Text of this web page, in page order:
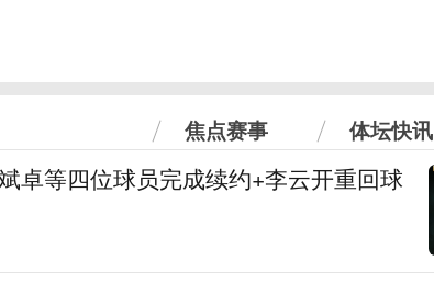
焦点赛事 体坛快讯
卓等四位球员完成续约+李云开重回球